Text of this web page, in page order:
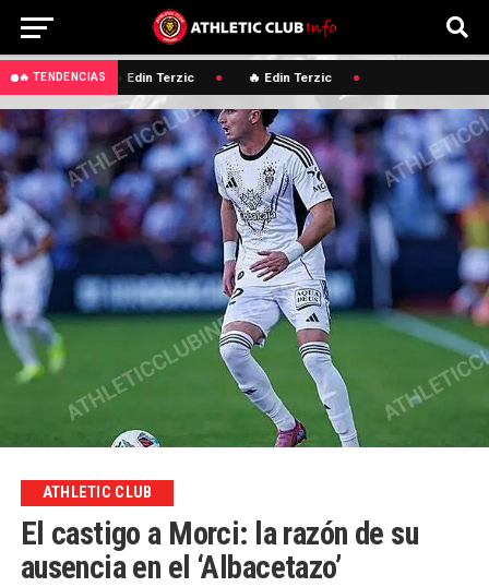
🔥 TENDENCIAS 🔥 Edin Terzic 🔥 Edin Terzic
ATHLETIC CLUB
El castigo a Morci: la razón de su
ausencia en el ‘Albacetazo’